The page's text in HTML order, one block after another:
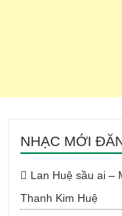
NHẠC MỚI
Lan Huệ sầu ai –
Thanh Kim Huệ